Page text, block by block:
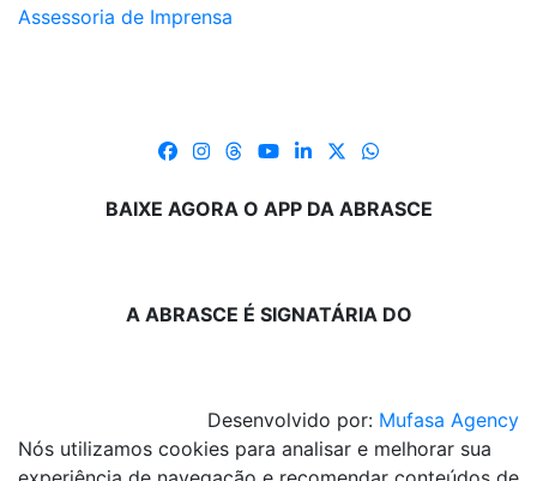
Assessoria de Imprensa
BAIXE AGORA O APP DA ABRASCE
A ABRASCE É SIGNATÁRIA DO
Desenvolvido por: Mufasa Agency
Nós utilizamos cookies para analisar e melhorar sua